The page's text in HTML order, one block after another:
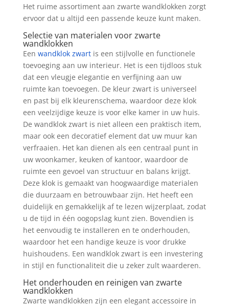
Het ruime assortiment aan zwarte wandklokken zorgt
ervoor dat u altijd een passende keuze kunt maken.
Selectie van materialen voor zwarte
wandklokken
Een wandklok zwartis een stijlvolle en functionele
toevoeging aan uw interieur. Het is een tijdloos stuk
dat een vleugje elegantie en verfijning aan uw
ruimte kan toevoegen. De kleur zwart is universeel
en past bij elk kleurenschema, waardoor deze klok
een veelzijdige keuze is voor elke kamer in uw huis.
De wandklok zwart is niet alleen een praktisch item,
maar ook een decoratief element dat uw muur kan
verfraaien. Het kan dienen als een centraal punt in
uw woonkamer, keuken of kantoor, waardoor de
ruimte een gevoel van structuur en balans krijgt.
Deze klok is gemaakt van hoogwaardige materialen
die duurzaam en betrouwbaar zijn. Het heeft een
duidelijk en gemakkelijk af te lezen wijzerplaat, zodat
u de tijd in één oogopslag kunt zien. Bovendien is
het eenvoudig te installeren en te onderhouden,
waardoor het een handige keuze is voor drukke
huishoudens. Een wandklok zwart is een investering
in stijl en functionaliteit die u zeker zult waarderen.
Het onderhouden en reinigen van zwarte
wandklokken
Zwarte wandklokken zijn een elegant accessoire in